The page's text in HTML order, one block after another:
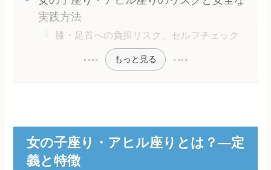
実践方法
膝・足首への負担リスク、セルフチェック
もっと見る
女の子座り・アヒル座りとは？―定
義と特徴